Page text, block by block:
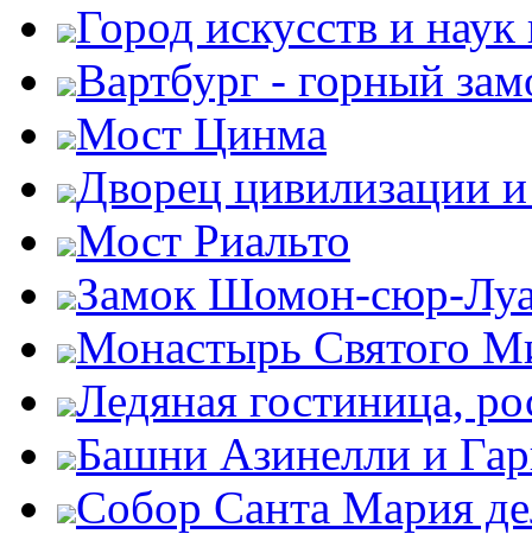
Город искусств и
Вартбург - горный
Мост Цинма
Дворец цивилизации и
Мост Риальто
Замок Шомон-сюр-
Монастырь Святого
Ледяная гостиница,
Башни Азинелли и
Собор Санта Мария